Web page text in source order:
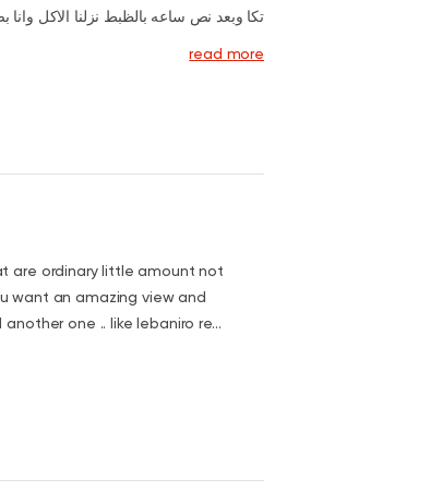
تكا وبعد نص ساعه بالظبط نزلنا الاكل
read more
are ordinary little amount not
want an amazing view and
one .. like lebaniro re...